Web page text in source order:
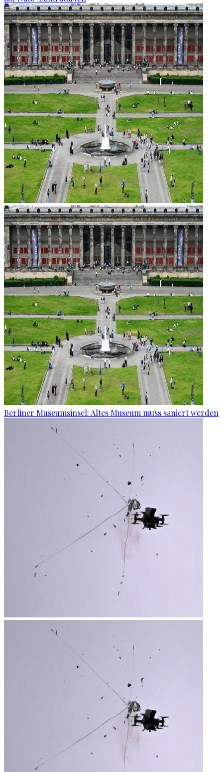
Berliner Museumsinsel: Altes Museum muss saniert werden